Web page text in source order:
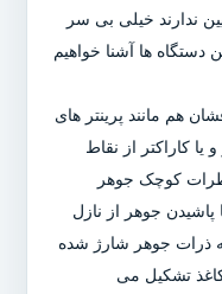
ندارند خیلی بی سر
دستگاه ها آشنا خواهیم
هم مانند پرینتر های
کاراکتر از نقاط
کوچک جوهر
جوهر از نازل
ذرات جوهر شارژ شده
روی کاغذ تشکیل می